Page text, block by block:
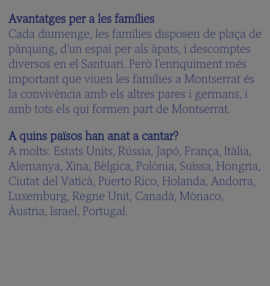
Avantatges per a les famílies
Cada diumenge, les famílies disposen de plaça de
pàrquing, d’un espai per als àpats, i descomptes
diversos en el Santuari. Però l’enriquiment més
important que viuen les famílies a Montserrat és
la convivència amb els altres pares i germans, i
amb tots els qui formen part de Montserrat.
A quins països han anat a cantar?
A molts: Estats Units, Rússia, Japó, França, Itàlia,
Alemanya, Xina, Bèlgica, Polònia, Suïssa, Hongria,
Ciutat del Vaticà, Puerto Rico, Holanda, Andorra,
Luxemburg, Regne Unit, Canadà, Mònaco,
Àustria, Israel, Portugal.